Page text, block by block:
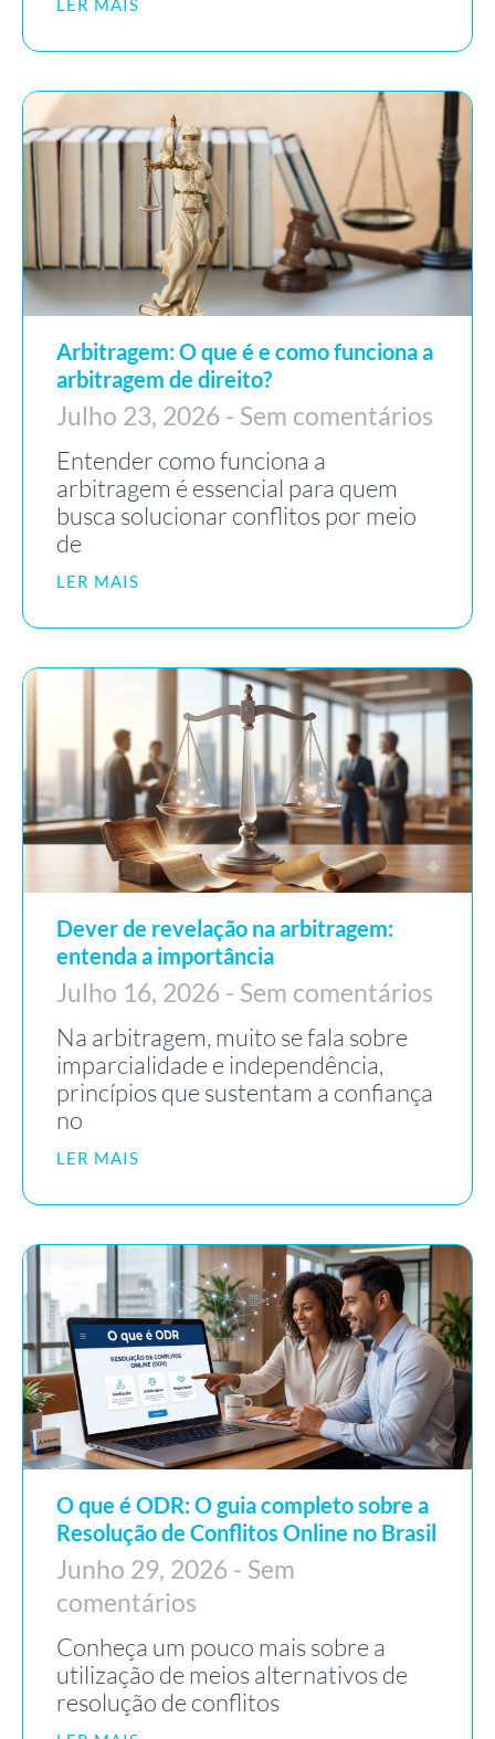
Arbitragem: O que é e como funciona a
arbitragem de direito?
Julho 23, 2026 Sem comentários
Entender como funciona a
arbitragem é essencial para quem
busca solucionar conflitos por meio
de
LER MAIS
Dever de revelação na arbitragem:
entenda a importância
Julho 16, 2026 Sem comentários
Na arbitragem, muito se fala sobre
imparcialidade e independência,
princípios que sustentam a confiança
no
LER MAIS
O que é ODR: O guia completo sobre a
Resolução de Conflitos Online no Brasil
Junho 29, 2026
Sem
comentários
Conheça um pouco mais sobre a
utilização de meios alternativos de
resolução de conflitos